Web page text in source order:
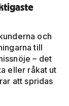
och
till
– det
eller råkat ut
att spridas